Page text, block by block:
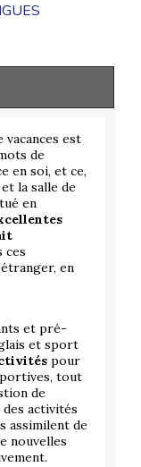
vacances est
de
en soi, et ce,
la salle de
en
ces
en
et pré-
et sport
pour
tout
de
activités
assimilent de
nouvelles